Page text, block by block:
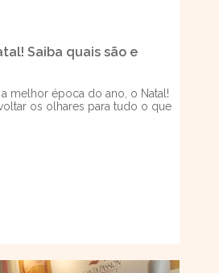
Saiba quais são e
melhor época do ano, o Natal!
os olhares para tudo o que